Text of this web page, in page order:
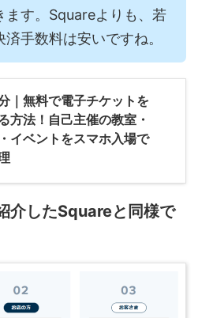
ます。Squareよりも、若
手数料は安いですね。
｜無料で電子チケットを
方法！自己主催の教室・
イベントをスマホ入場で
介したSquareと同様で